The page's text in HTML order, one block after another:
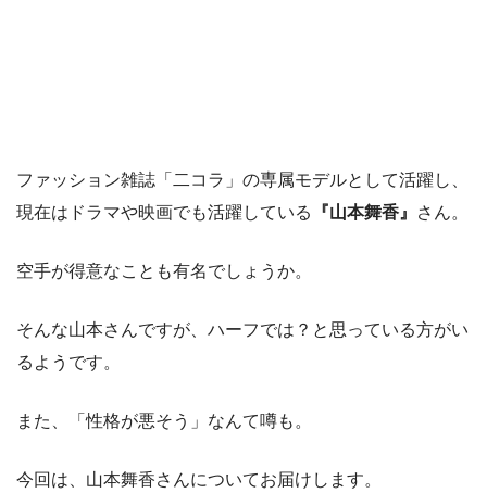
ファッション雑誌「二コラ」の専属モデルとして活躍し、
現在はドラマや映画でも活躍している
『山本舞香』 さん。
空手が得意なことも有名でしょうか。
そんな山本さんですが、ハーフでは？と思っている方がい
るようです。
また、「性格が悪そう」なんて噂も。
今回は、山本舞香さんについてお届けします。